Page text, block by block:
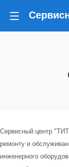
Сервисный центр
ремонту и
инженерного